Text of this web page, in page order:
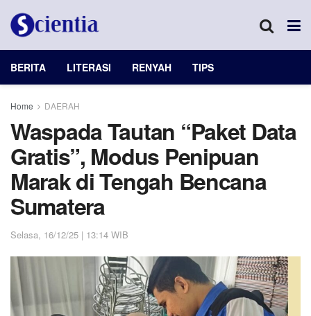
BERITA LITERASI RENYAH TIPS
Home DAERAH
Waspada Tautan “Paket Data
Gratis”, Modus Penipuan
Marak di Tengah Bencana
Sumatera
Selasa, 16/12/25 | 13:14 WIB